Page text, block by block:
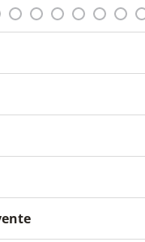
Descoperă o
băuturi pe bază de
automat